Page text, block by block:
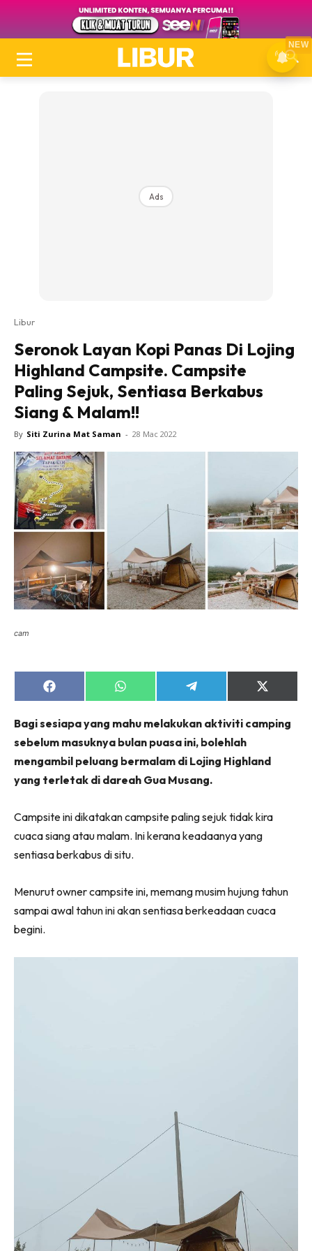
Ads
Libur
Seronok Layan Kopi Panas Di Lojing
Highland Campsite. Campsite
Paling Sejuk, Sentiasa Berkabus
Siang & Malam!!
By Siti Zurina Mat Saman - 28 Mac 2022
cam
Share
on
Share
on
Share
on
Share
on
(Twitter)
Bagi sesiapa yang mahu melakukan aktiviti camping
sebelum masuknya bulan puasa ini, bolehlah
mengambil peluang bermalam di Lojing Highland
yang terletak di dareah Gua Musang.
Campsite ini dikatakan campsite paling sejuk tidak kira
cuaca siang atau malam. Ini kerana keadaanya yang
sentiasa berkabus di situ.
Menurut owner campsite ini, memang musim hujung tahun
sampai awal tahun ini akan sentiasa berkeadaan cuaca
begini.
NEW